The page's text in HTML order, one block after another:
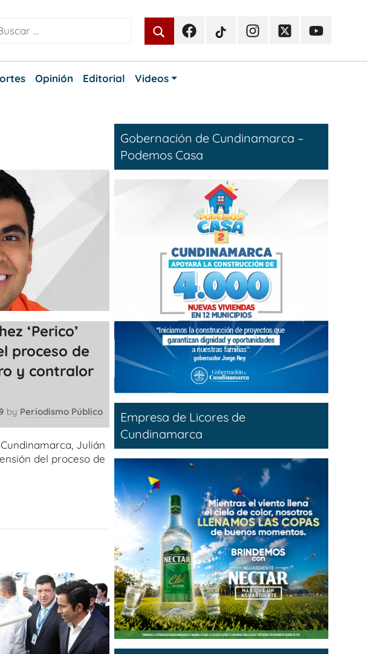
FacebookTikTokInstagramTwitterYoutube
Opinión Editorial Videos
‘Perico’
proceso de
y contralor
by Periodismo Público
Julián
del proceso de
Gobernación de Cundinamarca –
Podemos Casa
Empresa de Licores de
Cundinamarca